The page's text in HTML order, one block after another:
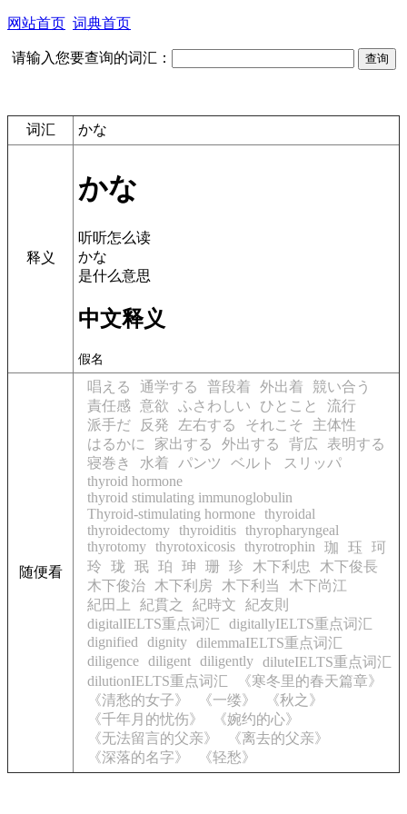
网站首页 词典首页
请输入您要查询的词汇：
词汇 かな
释义
かな
听听怎么读
かな
是什么意思
中文释义
假名
随便看
唱える 通学する 普段着 外出着
競い合う
責任感
意欲 ふさわしい ひとこと
流行
派手だ
反発 左右する それこそ
主体性
はるかに
家出する 外出する 背広
表明する
寝巻き
水着 パンツ ベルト
スリッパ
thyroid hormone
thyroid stimulating immunoglobulin
Thyroid-stimulating hormone thyroidal
thyroidectomy thyroiditis thyropharyngeal
thyrotomy thyrotoxicosis thyrotrophin 珈 珏
珂
玲
珑 珉 珀 珅 珊 珍 木下利忠
木下俊長
木下俊治
木下利房 木下利当
木下尚江
紀田上
紀貫之 紀時文
紀友則
digitalIELTS重点词汇
digitallyIELTS重点词汇
dignified
dignity dilemmaIELTS重点词汇
diligence diligent diligently diluteIELTS重点词汇
dilutionIELTS重点词汇
《寒冬里的春天篇章》
《清愁的女子》
《一缕》
《秋之》
《千年月的忧伤》
《婉约的心》
《无法留言的父亲》
《离去的父亲》
《深落的名字》
《轻愁》